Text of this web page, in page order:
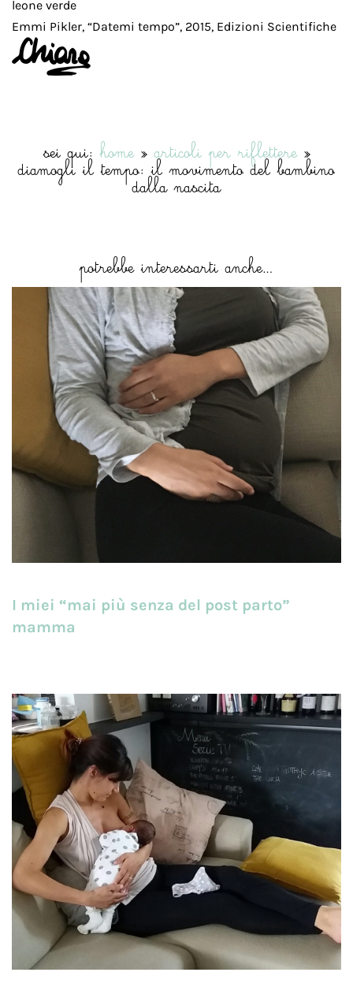
leone verde
Emmi Pikler, “Datemi tempo”, 2015, Edizioni Scientifiche
home articoli per riflettere
diamogli il tempo: il movimento del bambino
dalla nascita
potrebbe interessarti anche…
I miei “mai più senza del post parto”
mamma